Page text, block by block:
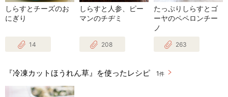
しらすとチーズのお
にぎり
14
しらすと人参、ピー
マンのチヂミ
208
たっぷりしらすとゴ
ーヤのペペロンチー
ノ
263
『冷凍カットほうれん草』を使ったレシピ 1 件